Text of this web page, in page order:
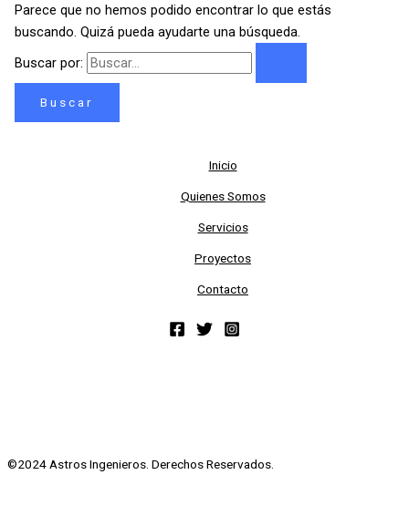
Parece que no hemos podido encontrar lo que estás
buscando. Quizá pueda ayudarte una búsqueda.
Buscar por:
Inicio
Quienes Somos
Servicios
Proyectos
Contacto
©2024 Astros Ingenieros. Derechos Reservados.